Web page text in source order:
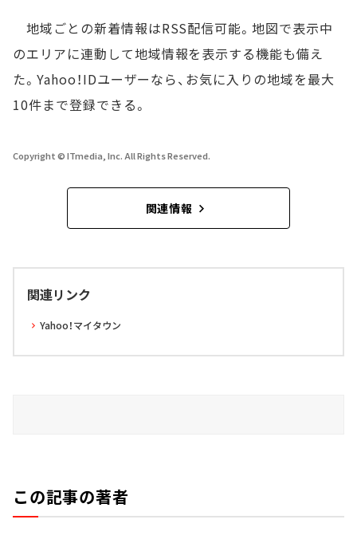
地域ごとの新着情報はRSS配信可能。地図で表示中
のエリアに連動して地域情報を表示する機能も備え
た。Yahoo！IDユーザーなら、お気に入りの地域を最大
10件まで登録できる。
Copyright © ITmedia, Inc. All Rights Reserved.
関連情報
関連リンク
Yahoo！マイタウン
この記事の著者